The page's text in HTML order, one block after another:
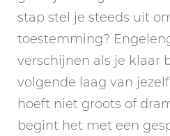
stap stel je steeds uit
toestemming?
verschijnen als je klaar
volgende laag van
hoeft niet groots of
begint het met een